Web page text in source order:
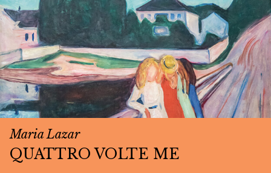
Maria Lazar
QUATTRO VOLTE ME